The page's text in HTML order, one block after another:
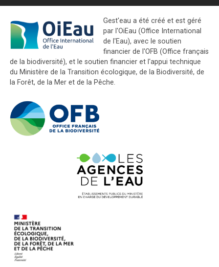
Gest'eau a été créé et est géré
par l'OiEau (Office International
de l'Eau), avec le soutien
financier de l'OFB (Office français
de la biodiversité), et le soutien financier et l'appui technique
du Ministère de la Transition écologique, de la Biodiversité, de
la Forêt, de la Mer et de la Pêche.